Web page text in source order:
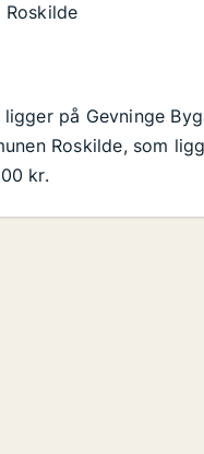
på Gevninge
Roskilde, som
kr.